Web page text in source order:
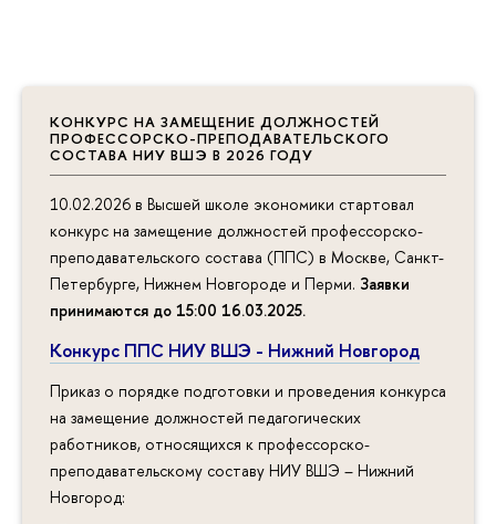
КОНКУРС НА ЗАМЕЩЕНИЕ ДОЛЖНОСТЕЙ
ПРОФЕССОРСКО-ПРЕПОДАВАТЕЛЬСКОГО
СОСТАВА НИУ ВШЭ В 2026 ГОДУ
10.02.2026 в Высшей школе экономики стартовал
конкурс на замещение должностей профессорско-
преподавательского состава (ППС) в Москве, Санкт-
Петербурге, Нижнем Новгороде и Перми. Заявки
принимаются до 15:00 16.03.2025.
Конкурс ППС НИУ ВШЭ - Нижний Новгород
Приказ о порядке подготовки и проведения конкурса
на замещение должностей педагогических
работников, относящихся к профессорско-
преподавательскому составу НИУ ВШЭ – Нижний
Новгород: